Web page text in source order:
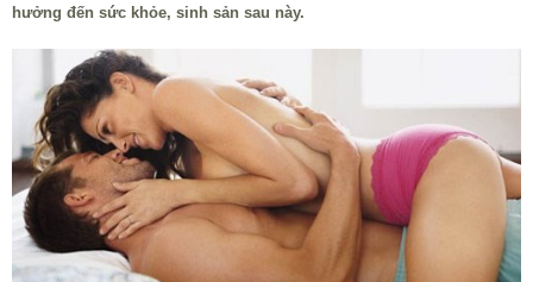
hưởng đến sức khỏe, sinh sản sau này.